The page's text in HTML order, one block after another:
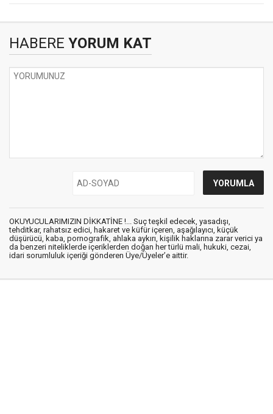
HABERE YORUM KAT
OKUYUCULARIMIZIN DİKKATİNE !... Suç teşkil edecek, yasadışı,
tehditkar, rahatsız edici, hakaret ve küfür içeren, aşağılayıcı, küçük
düşürücü, kaba, pornografik, ahlaka aykırı, kişilik haklarına zarar verici ya
da benzeri niteliklerde içeriklerden doğan her türlü mali, hukuki, cezai,
idari sorumluluk içeriği gönderen Üye/Üyeler’e aittir.